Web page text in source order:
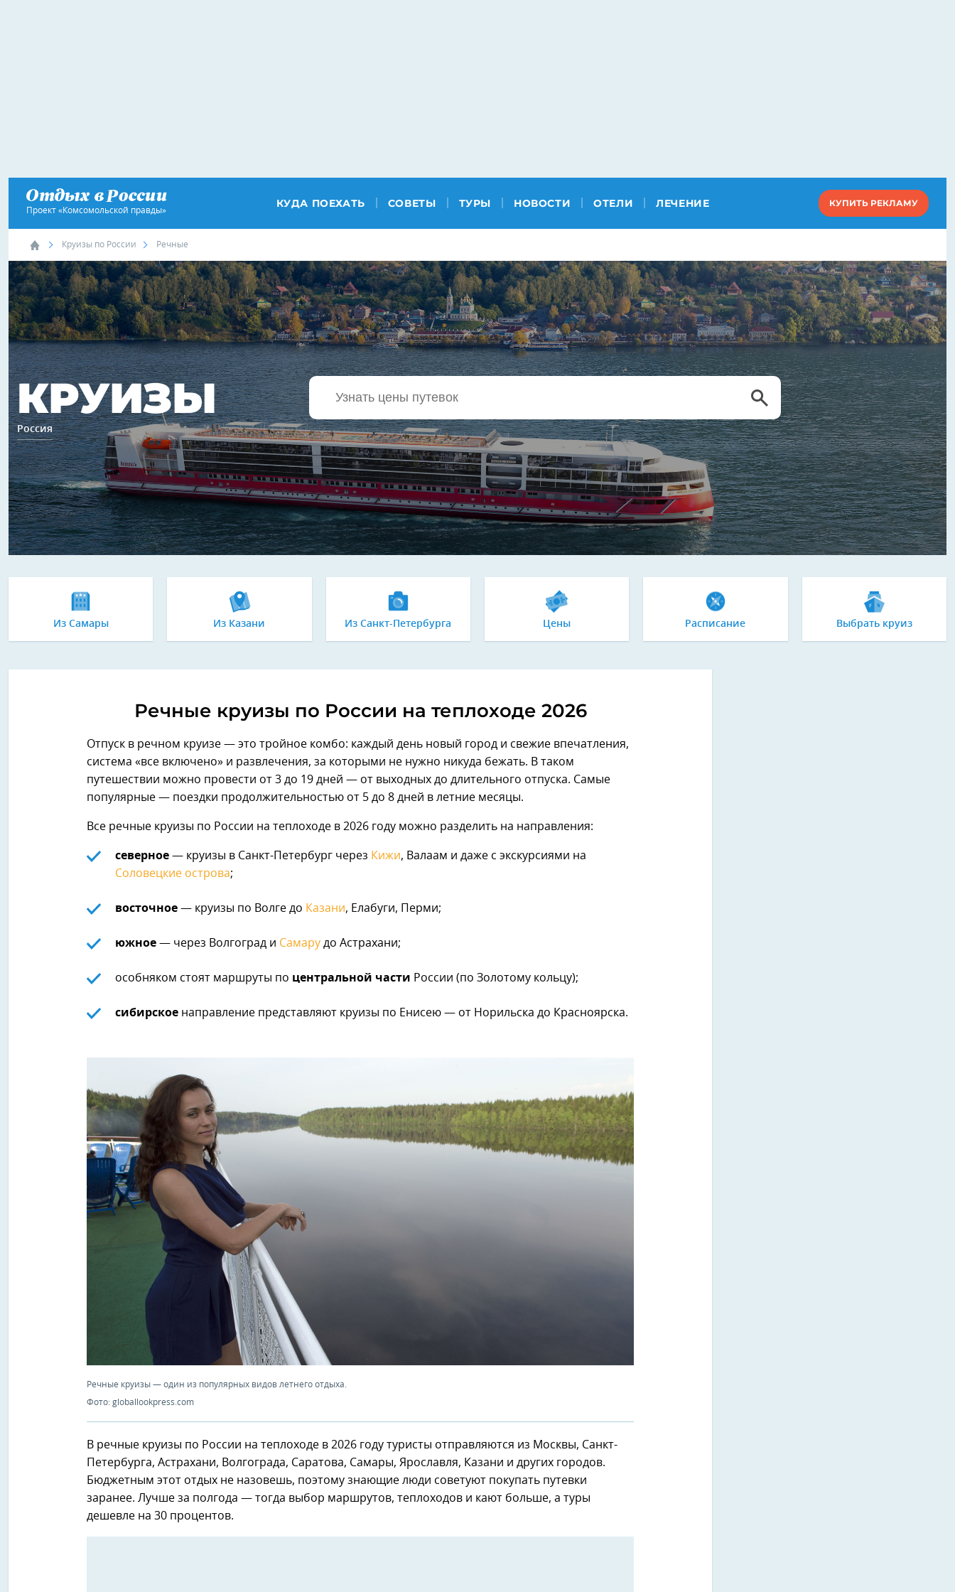
Проект «Комсомольской правды»
КУДА ПОЕХАТЬ СОВЕТЫ ТУРЫ НОВОСТИ ОТЕЛИ ЛЕЧЕНИЕ КУПИТЬ РЕКЛАМУ
Круизы по России Речные
КРУИЗЫ
Россия
Из Самары Из Казани Из Санкт-Петербурга Цены Расписание Выбрать круиз
Речные круизы по России на теплоходе 2026
Отпуск в речном круизе — это тройное комбо: каждый день новый город и свежие впечатления,
система «все включено» и развлечения, за которыми не нужно никуда бежать. В таком
путешествии можно провести от 3 до 19 дней — от выходных до длительного отпуска. Самые
популярные — поездки продолжительностью от 5 до 8 дней в летние месяцы.
Все речные круизы по России на теплоходе в 2026 году можно разделить на направления:
северное — круизы в Санкт-Петербург через Кижи, Валаам и даже с экскурсиями на
Соловецкие острова;
восточное — круизы по Волге до Казани, Елабуги, Перми;
южное — через Волгоград и Самару до Астрахани;
особняком стоят маршруты по центральной части России (по Золотому кольцу);
сибирское направление представляют круизы по Енисею — от Норильска до Красноярска.
Речные круизы — один из популярных видов летнего отдыха.
Фото: globallookpress.com
В речные круизы по России на теплоходе в 2026 году туристы отправляются из Москвы, Санкт-
Петербурга, Астрахани, Волгограда, Саратова, Самары, Ярославля, Казани и других городов.
Бюджетным этот отдых не назовешь, поэтому знающие люди советуют покупать путевки
заранее. Лучше за полгода — тогда выбор маршрутов, теплоходов и кают больше, а туры
дешевле на 30 процентов.